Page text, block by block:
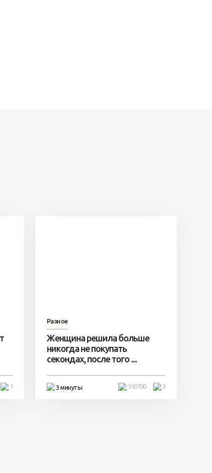
1
Разное
Женщина решила больше
никогда не покупать
секондах, после того ...
3 минуты 3
310700